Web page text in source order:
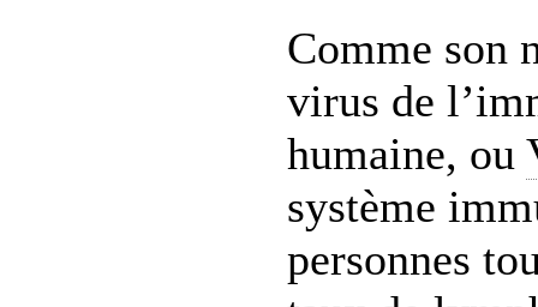
Comme son
virus de
humaine, ou
système
personnes